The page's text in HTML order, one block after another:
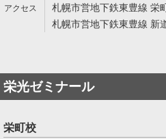
札幌市営地下鉄東豊線 栄
札幌市営地下鉄東豊線 新
栄光ゼミナール
栄町校